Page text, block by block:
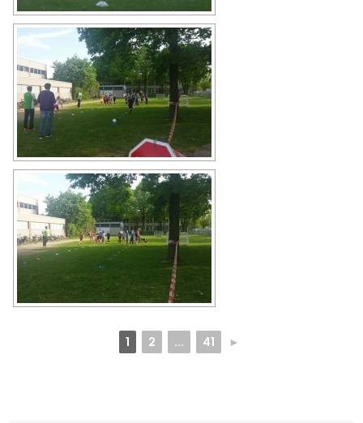
1 2 ... 41 ►